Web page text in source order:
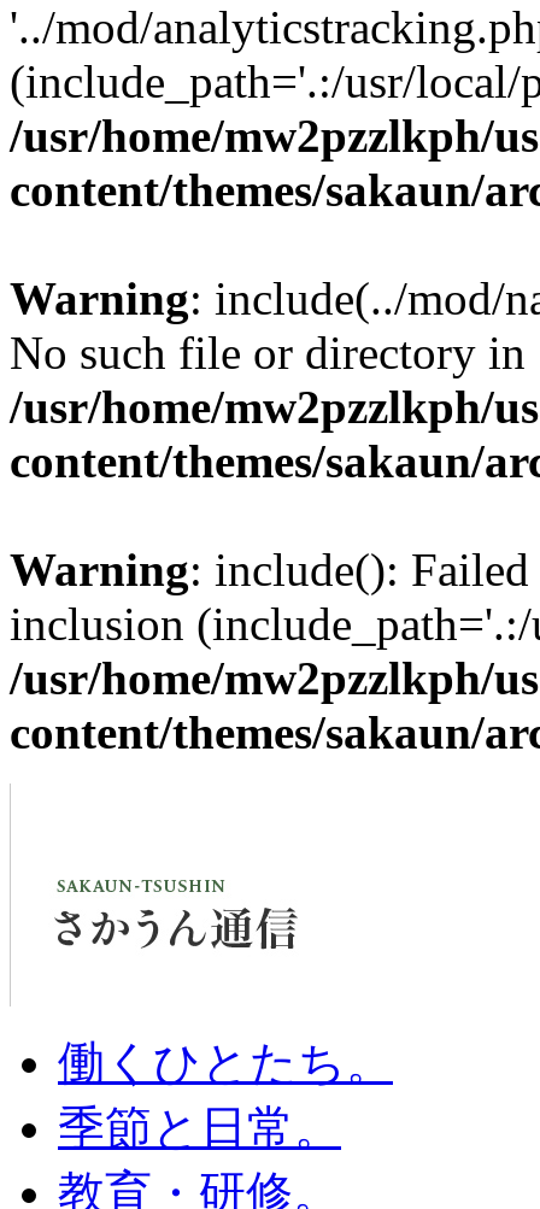
'../mod/
(include_path='.:/usr/
/usr/home/mw2pzzlkph/
content/themes/sakaun/
Warning: include(../mod/
No such file or directory in
/usr/home/mw2pzzlkph/
content/themes/sakaun/
Warning: include():
inclusion
/usr/home/mw2pzzlkph/
content/themes/sakaun/
働くひとたち。
季節と日常。
教育・研修。